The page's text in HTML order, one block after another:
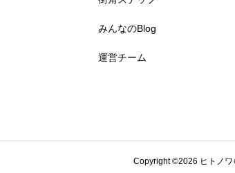
みんなのBlog
運営チーム
Copyright ©2026 ヒトノ